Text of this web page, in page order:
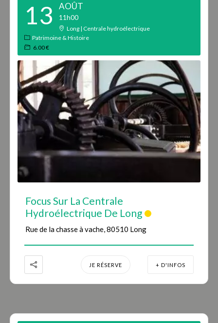
13 AOÛT
11h00
Long | Centrale hydroélectrique
Patrimoine & Histoire
6.00 €
Focus Sur La Centrale
Hydroélectrique De Long
Rue de la chasse à vache, 80510 Long
JE RÉSERVE + D'INFOS